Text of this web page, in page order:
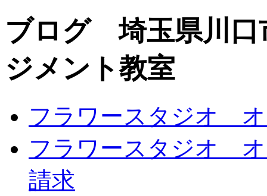
ブログ 埼玉県川口
ジメント教室
フラワースタジオ
フラワースタジオ オ
請求